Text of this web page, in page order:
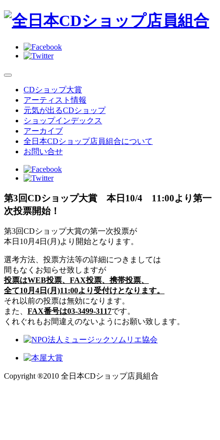
CDショップ大賞
アーティスト情報
元気が出るCDショップ
ショップインデックス
アーカイブ
全日本CDショップ店員組合について
お問い合せ
第3回CDショップ大賞 本日10/4 11:00より第一
次投票開始！
第3回CDショップ大賞の第一次投票が
本日10月4日(月)より開始となります。
選考方法、投票方法等の詳細につきましては
間もなくお知らせ致しますが
投票はWEB投票、FAX投票、携帯投票、
全て10月4日(月)11:00より受付けとなります。
それ以前の投票は無効になります。
また、 FAX番号は03-3499-3117です。
くれぐれもお間違えのないようにお願い致します。
Copyright ®2010 全日本CDショップ店員組合